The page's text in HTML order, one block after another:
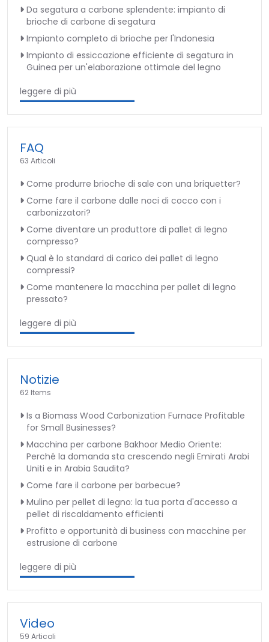
Da segatura a carbone splendente: impianto di
brioche di carbone di segatura
Impianto completo di brioche per l'Indonesia
Impianto di essiccazione efficiente di segatura in
Guinea per un'elaborazione ottimale del legno
leggere di più
FAQ
63 Articoli
Come produrre brioche di sale con una briquetter?
Come fare il carbone dalle noci di cocco con i
carbonizzatori?
Come diventare un produttore di pallet di legno
compresso?
Qual è lo standard di carico dei pallet di legno
compressi?
Come mantenere la macchina per pallet di legno
pressato?
leggere di più
Notizie
62 Items
Is a Biomass Wood Carbonization Furnace Profitable
for Small Businesses?
Macchina per carbone Bakhoor Medio Oriente:
Perché la domanda sta crescendo negli Emirati Arabi
Uniti e in Arabia Saudita?
Come fare il carbone per barbecue?
Mulino per pellet di legno: la tua porta d'accesso a
pellet di riscaldamento efficienti
Profitto e opportunità di business con macchine per
estrusione di carbone
leggere di più
Video
59 Articoli